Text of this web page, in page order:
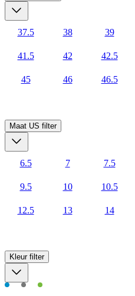
37.5 38 39
41.5 42 42.5
45 46 46.5
Maat US filter
6.5 7 7.5
9.5 10 10.5
12.5 13 14
Kleur filter